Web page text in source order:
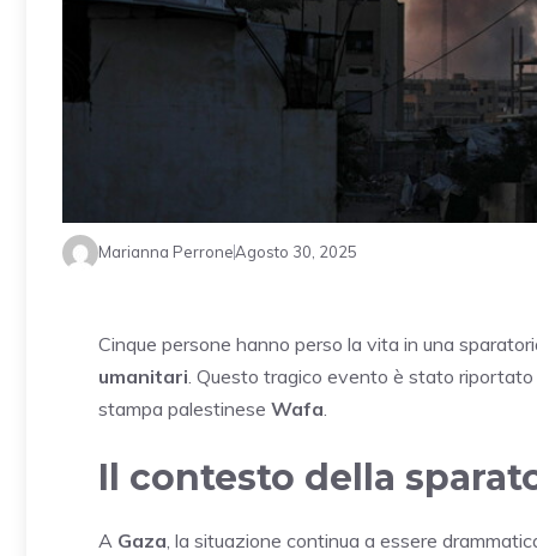
Marianna PerroneAgosto 30, 2025
Cinque persone hanno perso la vita in una
umanitari . Questo tragico evento è stato
stampa palestinese Wafa
Il contesto della
A Gaza , la situazione continua a essere